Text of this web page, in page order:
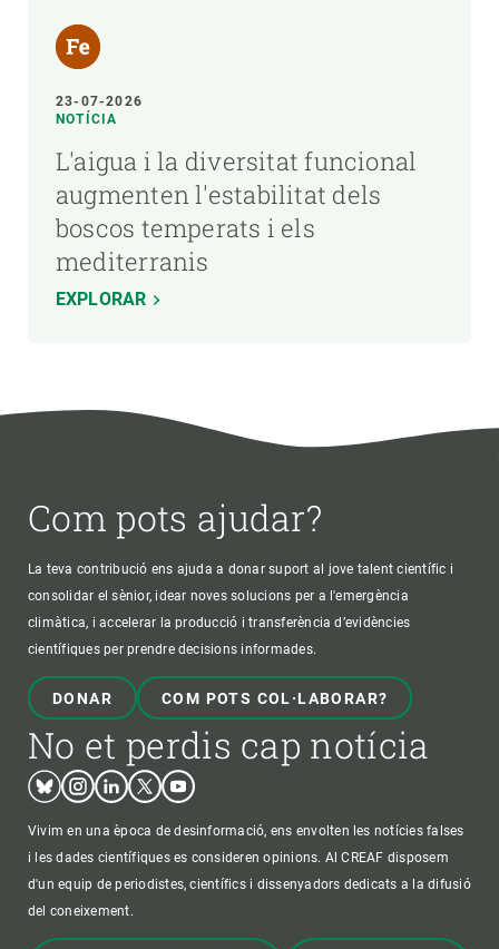
23-07-2026
NOTÍCIA
L'aigua i la diversitat funcional
augmenten l'estabilitat dels
boscos temperats i els
mediterranis
EXPLORAR
Com pots ajudar?
La teva contribució ens ajuda a donar suport al jove talent científic i
consolidar el sènior, idear noves solucions per a l'emergència
climàtica, i accelerar la producció i transferència d’evidències
científiques per prendre decisions informades.
DONAR COM POTS COL·LABORAR?
No et perdis cap notícia
BlueskyInstagram
LinkedinTwitterYoutube
Vivim en una època de desinformació, ens envolten les notícies falses
i les dades científiques es consideren opinions. Al CREAF disposem
d'un equip de periodistes, científics i dissenyadors dedicats a la difusió
del coneixement.